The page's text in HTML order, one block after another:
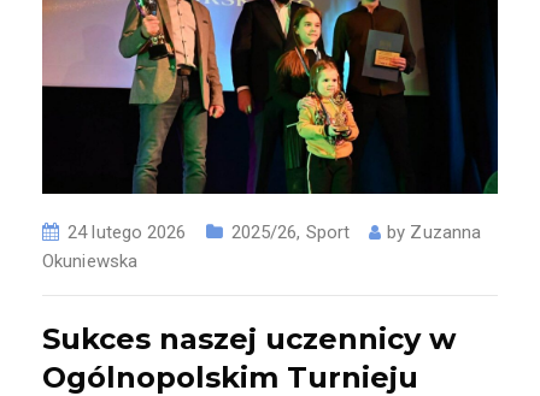
24 lutego 2026 2025/26, Sport by Zuzanna
Okuniewska
Sukces naszej uczennicy w
Ogólnopolskim Turnieju